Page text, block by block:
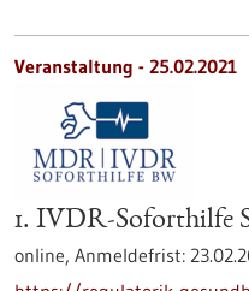
Veranstaltung - 25.02.2021
1. IVDR-Soforthilfe
online, Anmeldefrist: